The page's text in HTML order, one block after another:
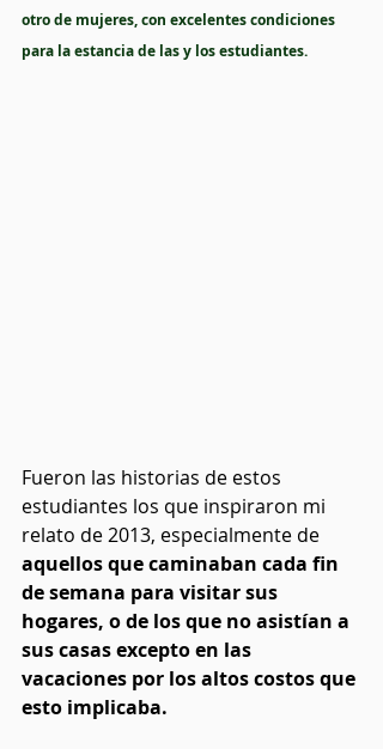
otro de mujeres, con excelentes condiciones
para la estancia de las y los estudiantes.
Fueron las historias de estos
estudiantes los que inspiraron mi
relato de 2013, especialmente de
aquellos que caminaban cada fin
de semana para visitar sus
hogares, o de los que no asistían a
sus casas excepto en las
vacaciones por los altos costos que
esto implicaba.